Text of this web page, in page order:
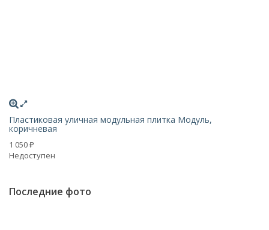
Пластиковая уличная модульная плитка Модуль,
коричневая
1 050 ₽
Недоступен
Последние фото